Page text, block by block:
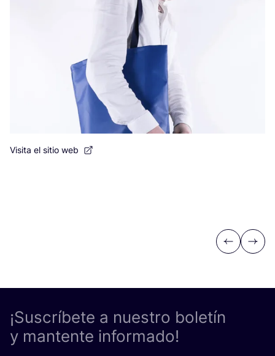
Visita el sitio web
Previous
Next
¡Suscríbete a nuestro boletín
y mantente informado!